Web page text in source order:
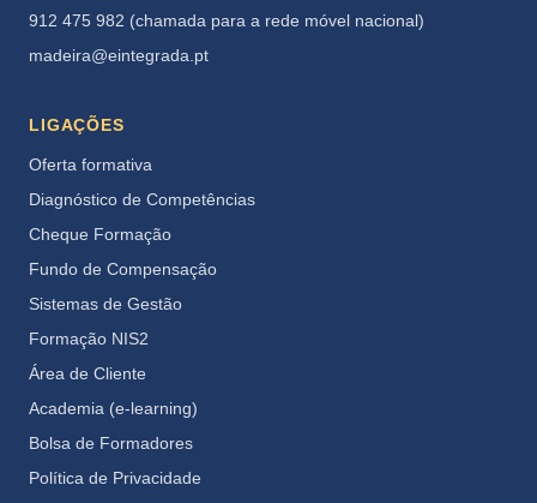
912 475 982 (chamada para a rede móvel nacional)
madeira@eintegrada.pt
LIGAÇÕES
Oferta formativa
Diagnóstico de Competências
Cheque Formação
Fundo de Compensação
Sistemas de Gestão
Formação NIS2
Área de Cliente
Academia (e-learning)
Bolsa de Formadores
Política de Privacidade